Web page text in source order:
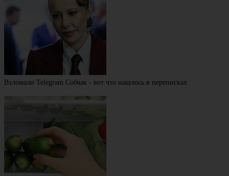
Взломали Telegram Собчак - вот что нашлось в переписках